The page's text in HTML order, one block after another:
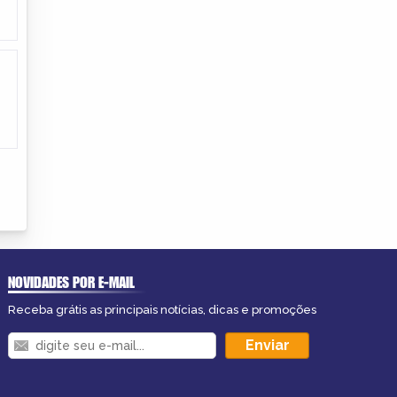
NOVIDADES POR E-MAIL
Receba grátis as principais notícias, dicas e promoções